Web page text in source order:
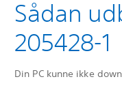
Sådan
205428-1
Din PC kunne ikke